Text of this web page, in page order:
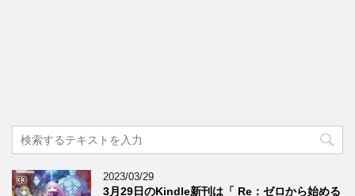
2023/03/29
3月29日のKindle新刊は「 Re：ゼロから始める